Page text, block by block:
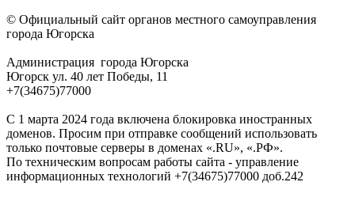
© Официальный сайт органов местного самоуправления
города Югорска
Администрация города Югорска
Югорск ул. 40 лет Победы, 11
+7(34675)77000
С 1 марта 2024 года включена блокировка иностранных
доменов. Просим при отправке сообщений использовать
только почтовые серверы в доменах «.RU», «.РФ».
По техническим вопросам работы сайта - управление
информационных технологий +7(34675)77000 доб.242